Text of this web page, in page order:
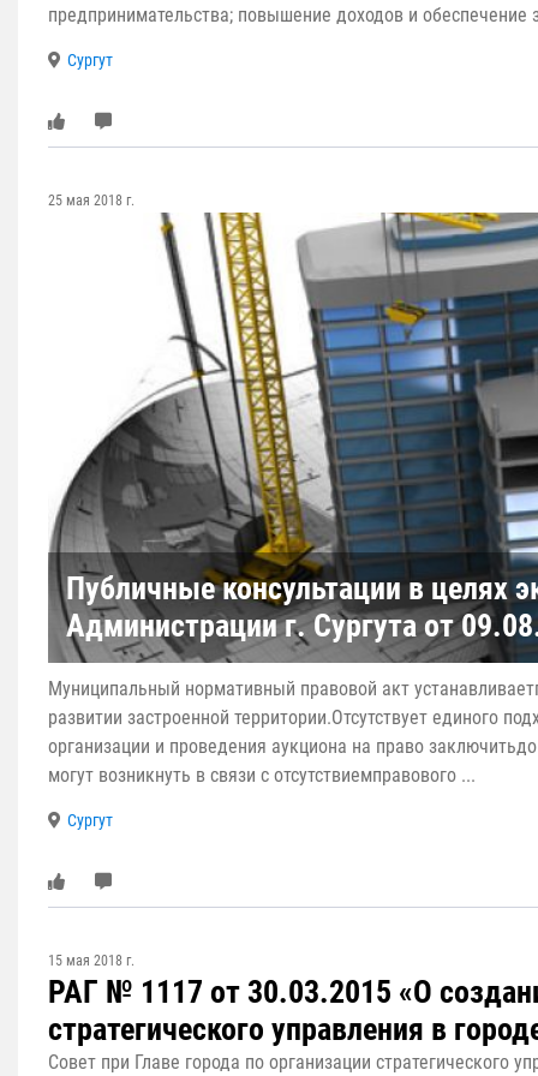
предпринимательства; повышение доходов и обеспечение
Сургут
25 мая 2018 г.
Публичные консультации в целях
Администрации г. Сургута от
Муниципальный нормативный правовой акт
развитии застроенной территории.Отсутствует единого
организации и проведения аукциона на право
могут возникнуть в связи с отсутствиемправового ...
Сургут
15 мая 2018 г.
РАГ № 1117 от 30.03.2015 «О
стратегического управления в
Совет при Главе города по организации